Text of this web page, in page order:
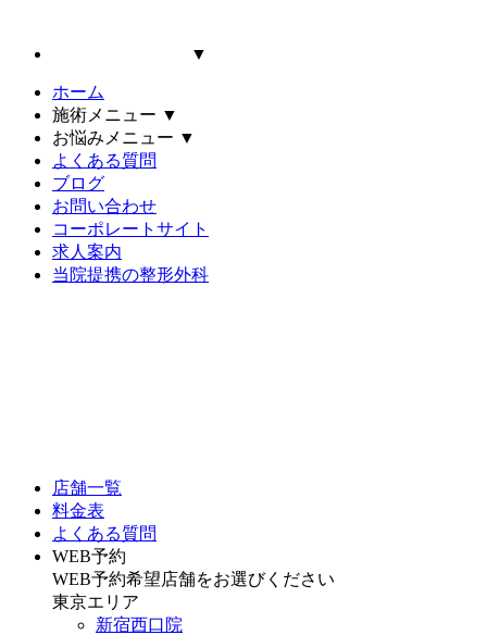
▼
ホーム
施術メニュー ▼
お悩みメニュー ▼
よくある質問
ブログ
お問い合わせ
コーポレートサイト
求人案内
当院提携の整形外科
店舗一覧
料金表
よくある質問
WEB予約
WEB予約希望店舗をお選びください
東京エリア
新宿西口院